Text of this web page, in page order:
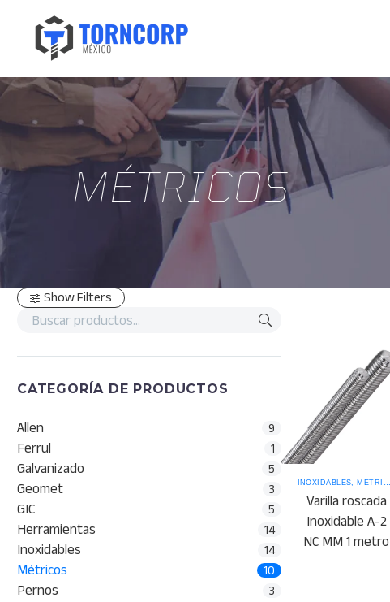
MÉTRICOS
Show Filters
CATEGORÍA DE PRODUCTOS
Allen 9
Ferrul 1
Galvanizado 5
Geomet 3
GIC 5
Herramientas 14
Inoxidables 14
Métricos 10
Pernos 3
INOXIDABLES, MÉTRICOS
Varilla roscada
Inoxidable A-2
NC MM 1 metro